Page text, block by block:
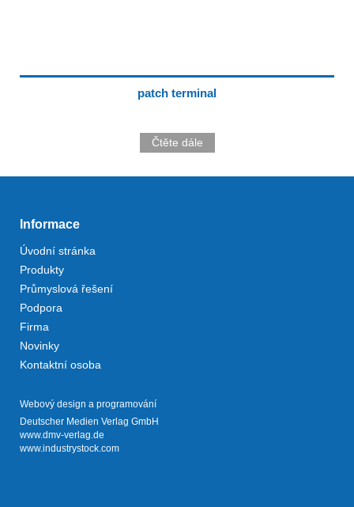
patch terminal
Čtěte dále
Informace
Úvodní stránka
Produkty
Průmyslová řešení
Podpora
Firma
Novinky
Kontaktní osoba
Webový design a programování
Deutscher Medien Verlag GmbH
www.dmv-verlag.de
www.industrystock.com